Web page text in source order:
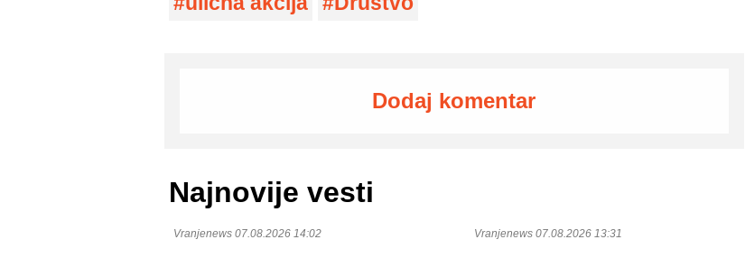
Dodaj komentar
Najnovije vesti
Vranjenews 07.08.2026 14:02 Vranjenews 07.08.2026 13:31